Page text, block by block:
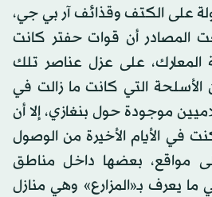
على الكتف وقذائف آر بي جي،
المصادر أن قوات حفتر كانت
المعارك، على عزل عناصر تلك
الأسلحة التي كانت ما زالت في
موجودة حول بنغازي، إلا أن
في الأيام الأخيرة من الوصول
مواقع، بعضها داخل مناطق
يعرف بـ«المزارع» وهي منازل